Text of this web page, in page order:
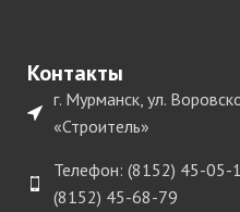
Контакты
г. Мурманск, ул.
«Строитель»
Телефон: (8152) 45-05-
(8152) 45-68-79